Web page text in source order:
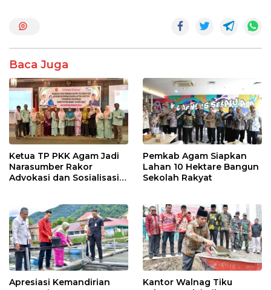
o
k
p
Baca Juga
Ketua TP PKK Agam Jadi
Narasumber Rakor
Advokasi dan Sosialisasi
Pemkab Agam Siapkan
Lahan 10 Hektare Bangun
Sekolah Rakyat
Apresiasi Kemandirian
Kantor Walnag Tiku